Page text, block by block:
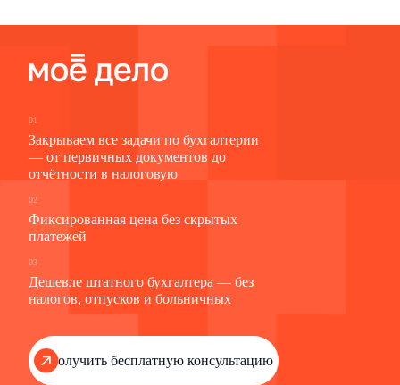
01
Закрываем все задачи по бухгалтерии
— от первичных документов до
отчётности в налоговую
02
Фиксированная цена без скрытых
платежей
03
Дешевле штатного бухгалтера — без
налогов, отпусков и больничных
Получить бесплатную консультацию